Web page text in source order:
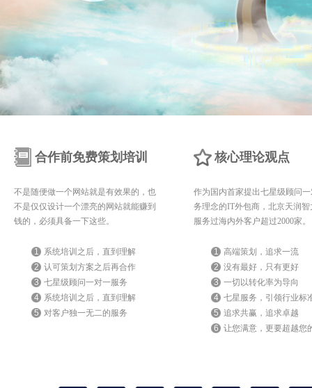
合作前免费策划培训
不是随便做一个网站就是有效果的，也
不是仅仅设计一个漂亮的网站就能赚到
钱的，必须具备一下这些。
1
系统培训之后，直到理解
2 认可策划方案之后再合作
3 七星级顾问一对一服务
4
系统培训之后，直到理解
5 对客户独一无二的服务
核心理论观点
作为国内首家提出七星级顾问
务理念的IT外包商，北京天润智
服务过海内外客户超过2000家。
1 高端策划，追求一流
2 没有最好，只有更好
3 一切以转化率为导向
4 七星服务，引领行业标
5 追求共赢，追求卓越
6 让您满意，更要超越您